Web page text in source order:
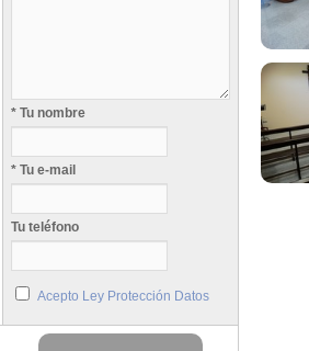
* Tu nombre
* Tu e-mail
Tu teléfono
Acepto Ley Protección Datos